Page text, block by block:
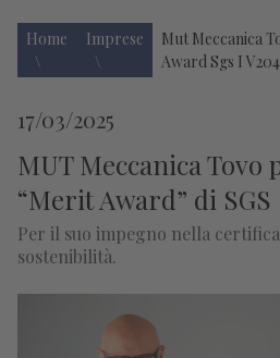
Home Imprese
Mut Meccanica
Award Sgs I
17/03/2025
MUT Meccanica Tovo
“Merit Award” di SGS
Per il suo impegno nella
sostenibilità.